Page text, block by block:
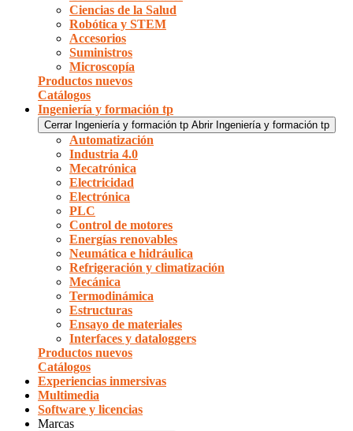
Ciencias de la Salud
Robótica y STEM
Accesorios
Suministros
Microscopía
Productos nuevos
Catálogos
Ingeniería y formación tp
Cerrar Ingeniería y formación tp Abrir Ingeniería y formación tp
Automatización
Industria 4.0
Mecatrónica
Electricidad
Electrónica
PLC
Control de motores
Energías renovables
Neumática e hidráulica
Refrigeración y climatización
Mecánica
Termodinámica
Estructuras
Ensayo de materiales
Interfaces y dataloggers
Productos nuevos
Catálogos
Experiencias inmersivas
Multimedia
Software y licencias
Marcas